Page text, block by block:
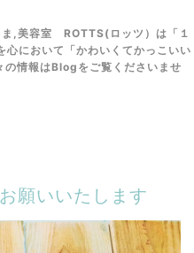
,美容室 ROTTS(ロッツ）は「１
心において「かわいくてかっこいい
報はBlogをご覧くださいませ
願いいたします